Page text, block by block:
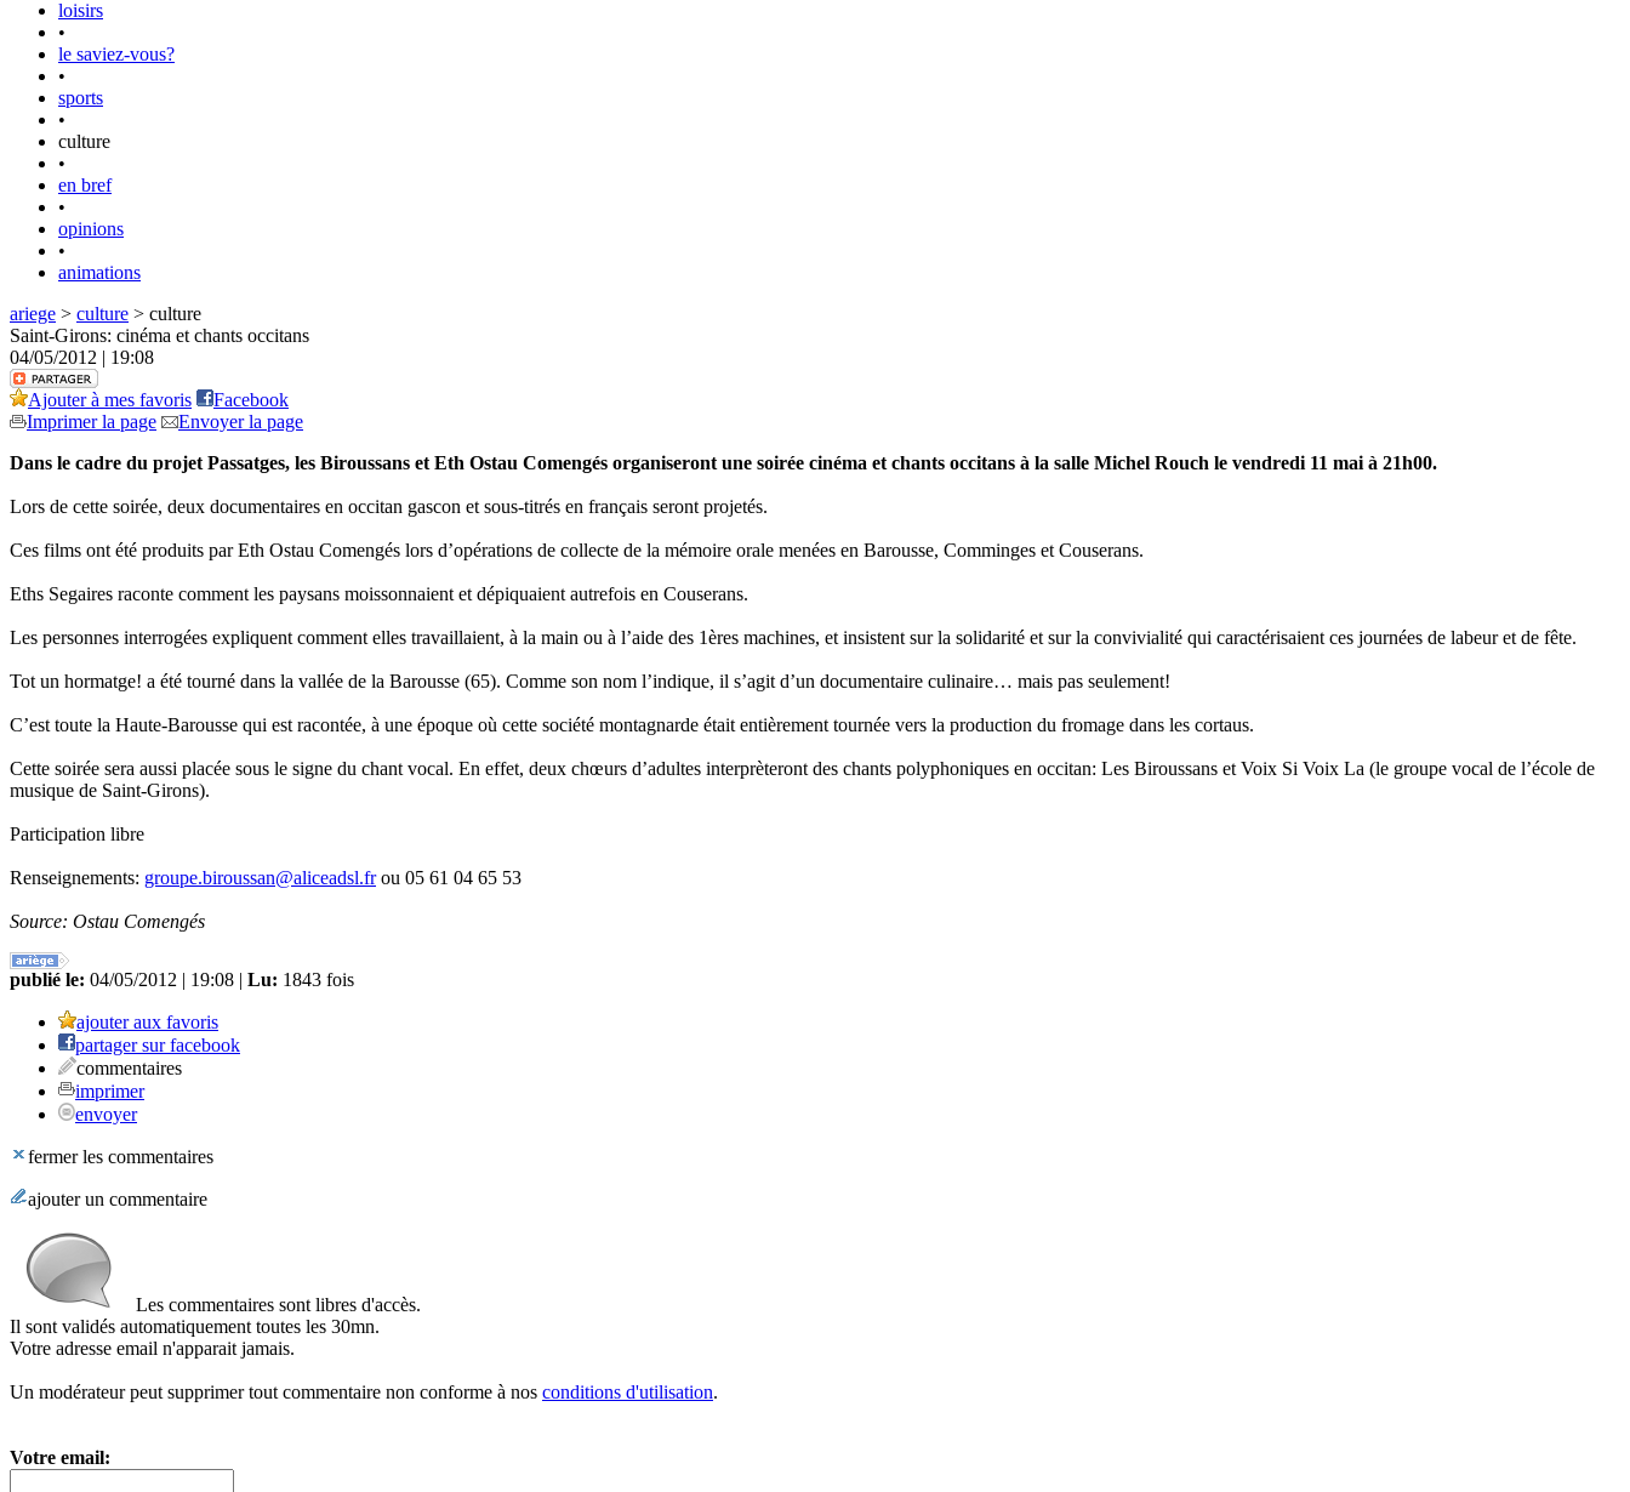
loisirs
•
le saviez-vous?
•
sports
•
culture
•
en bref
•
opinions
•
animations
ariege > culture > culture
Saint-Girons: cinéma et chants occitans
04/05/2012 | 19:08
Ajouter à mes favoris
Facebook
Imprimer la page
Envoyer la page
Dans le cadre du projet Passatges, les Biroussans et Eth Ostau Comengés organiseront une soirée cinéma et chants occitans à la salle Michel Rouch le vendredi 11 mai à 21h00.
Lors de cette soirée, deux documentaires en occitan gascon et sous-titrés en français seront projetés.
Ces films ont été produits par Eth Ostau Comengés lors d’opérations de collecte de la mémoire orale menées en Barousse, Comminges et Couserans.
Eths Segaires raconte comment les paysans moissonnaient et dépiquaient autrefois en Couserans.
Les personnes interrogées expliquent comment elles travaillaient, à la main ou à l’aide des 1ères machines, et insistent sur la solidarité et sur la convivialité qui caractérisaient ces journées de labeur et de fête.
Tot un hormatge! a été tourné dans la vallée de la Barousse (65). Comme son nom l’indique, il s’agit d’un documentaire culinaire… mais pas seulement!
C’est toute la Haute-Barousse qui est racontée, à une époque où cette société montagnarde était entièrement tournée vers la production du fromage dans les cortaus.
Cette soirée sera aussi placée sous le signe du chant vocal. En effet, deux chœurs d’adultes interprèteront des chants polyphoniques en occitan: Les Biroussans et Voix Si Voix La (le groupe vocal de l’école de
musique de Saint-Girons).
Participation libre
Renseignements: groupe.biroussan@aliceadsl.frou 05 61 04 65 53
Source: Ostau Comengés
publié le: 04/05/2012 | 19:08 | Lu: 1843 fois
ajouter aux favoris
partager sur facebook
commentaires
imprimer
envoyer
fermer les commentaires
ajouter un commentaire
Les commentaires sont libres d'accès.
Il sont validés automatiquement toutes les 30mn.
Votre adresse email n'apparait jamais.
Un modérateur peut supprimer tout commentaire non conforme à nos conditions d'utilisation.
Votre email: